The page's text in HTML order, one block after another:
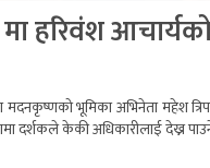
हरिवंश
भूमिका अभिनेता महेश
दर्शकले केकी अधिकारीलाई देख्न